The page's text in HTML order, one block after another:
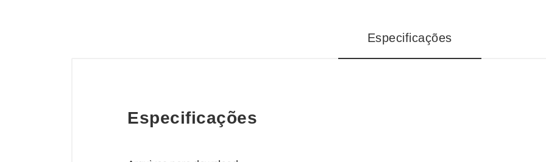
Especificações
Especificações